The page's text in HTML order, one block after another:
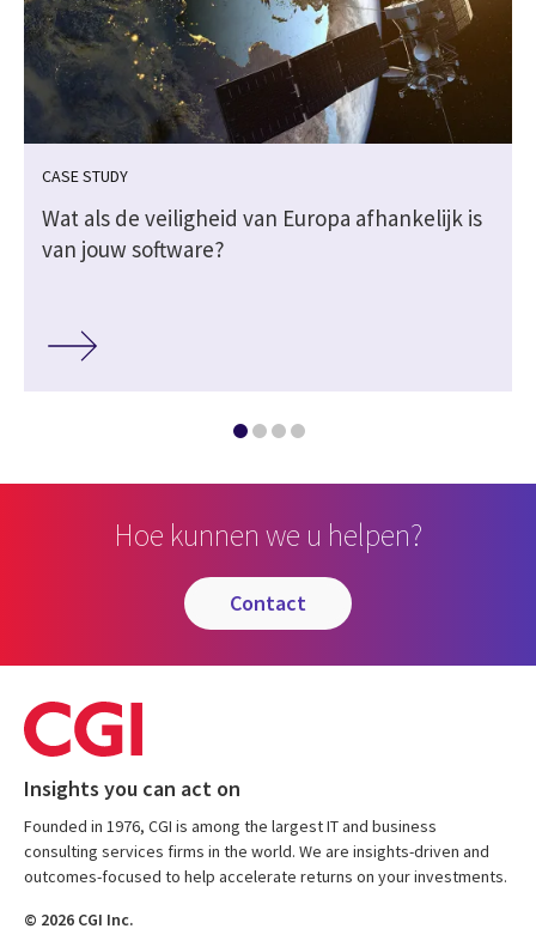
CASE STUDY
Wat als de veiligheid van Europa afhankelijk is
van jouw software?
Hoe kunnen we u helpen?
contact
Insights you can act on
Founded in 1976, CGI is among the largest IT and business
consulting services firms in the world. We are insights-driven and
outcomes-focused to help accelerate returns on your investments.
© 2026 CGI Inc.